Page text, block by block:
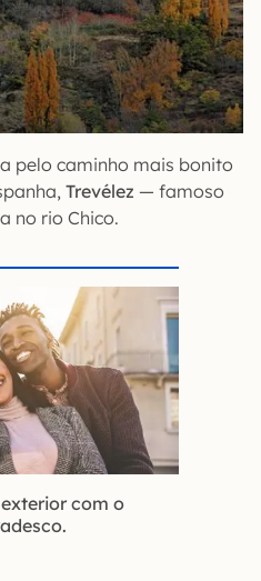
pelo caminho mais bonito
Trevélez — famoso
no rio Chico.
com o